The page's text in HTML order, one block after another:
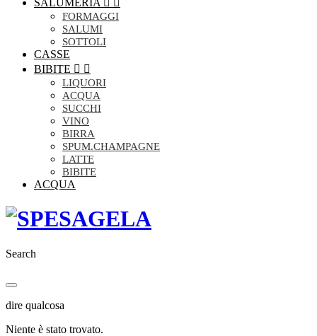
FORMAGGI
SALUMI
SOTTOLI
CASSE
BIBITE  
LIQUORI
ACQUA
SUCCHI
VINO
BIRRA
SPUM.CHAMPAGNE
LATTE
BIBITE
ACQUA
Search
dire qualcosa
Niente è stato trovato.